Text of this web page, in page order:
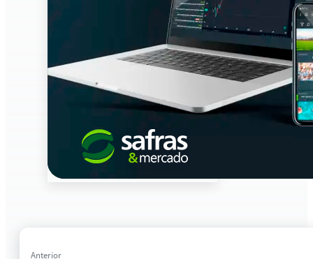
Anterior